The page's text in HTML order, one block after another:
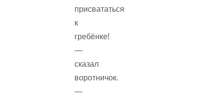
присвататься
к
гребёнке!
—
сказал
воротничок.
—